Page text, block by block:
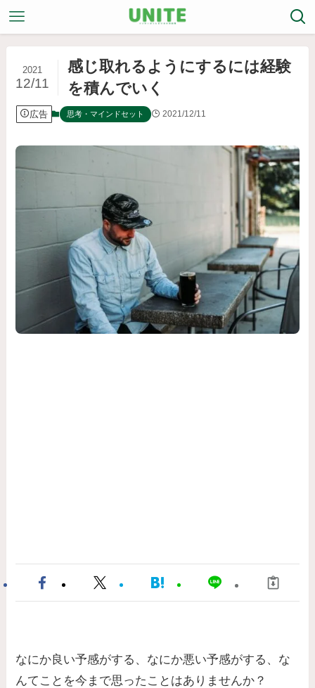
感じ取れるようにするには経験
を積んでいく
2021
12/11
広告 思考・マインドセット 2021/12/11
なにか良い予感がする、なにか悪い予感がする、な
んてことを今まで思ったことはありませんか？